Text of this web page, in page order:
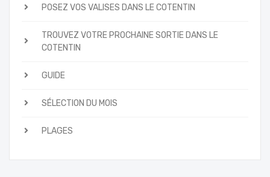
POSEZ VOS VALISES DANS LE COTENTIN
TROUVEZ VOTRE PROCHAINE SORTIE DANS LE
COTENTIN
GUIDE
SÉLECTION DU MOIS
PLAGES